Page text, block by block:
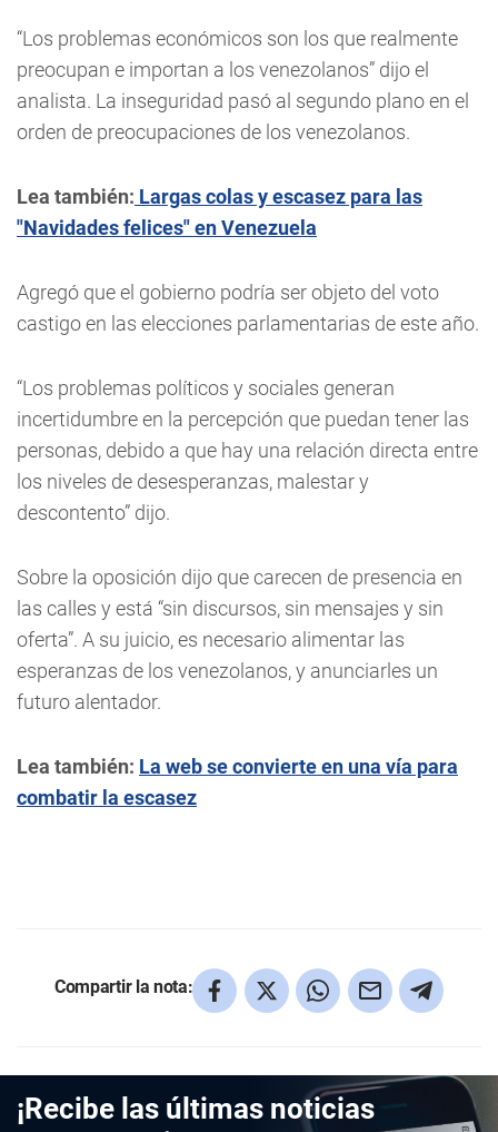
“Los problemas económicos son los que realmente
preocupan e importan a los venezolanos” dijo el
analista. La inseguridad pasó al segundo plano en el
orden de preocupaciones de los venezolanos.
Lea también: Largas colas y escasez para las
"Navidades felices" en Venezuela
Agregó que el gobierno podría ser objeto del voto
castigo en las elecciones parlamentarias de este año.
“Los problemas políticos y sociales generan
incertidumbre en la percepción que puedan tener las
personas, debido a que hay una relación directa entre
los niveles de desesperanzas, malestar y
descontento” dijo.
Sobre la oposición dijo que carecen de presencia en
las calles y está “sin discursos, sin mensajes y sin
oferta”. A su juicio, es necesario alimentar las
esperanzas de los venezolanos, y anunciarles un
futuro alentador.
Lea también: La web se convierte en una vía para
combatir la escasez
Compartir la nota:
¡Recibe las últimas noticias